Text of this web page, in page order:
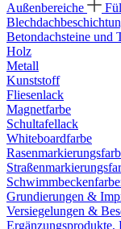
Außenbereiche
Betondachsteine und
Holz
Metall
Kunststoff
Fliesenlack
Magnetfarbe
Schultafellack
Whiteboardfarbe
Grundierungen &
Versiegelungen &